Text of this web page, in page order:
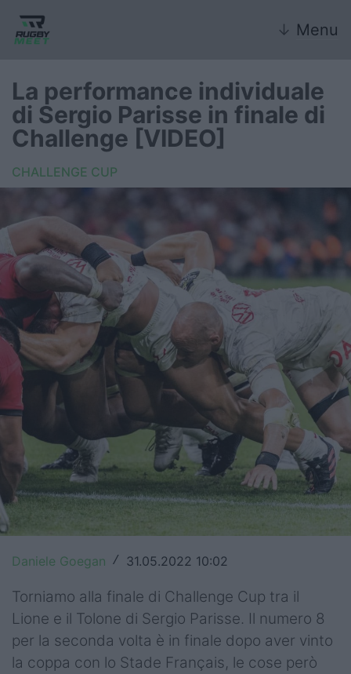
↓ Menu
Nazionale
Nazionali giovanili
FIR
Internazionale
6 Nazioni
United Rugby Championship
Top14
Champions Cup
Challenge Cup
World Rugby
Rugby in TV
Mercato
La performance individuale
di Sergio Parisse in finale di
Challenge [VIDEO]
CHALLENGE CUP
Daniele Goegan / 31.05.2022 10:02
Torniamo alla finale di Challenge Cup tra il
Lione e il Tolone di Sergio Parisse. Il numero 8
per la seconda volta è in finale dopo aver vinto
la coppa con lo Stade Français, le cose però